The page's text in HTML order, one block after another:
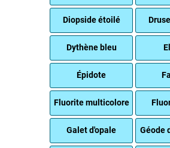
Diopside étoilé
Dythène bleu
Épidote
Fluorite multicolore
Galet d'opale Géode